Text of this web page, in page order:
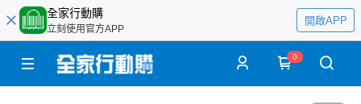
全家行動購
立刻使用官方APP
開啟APP
0